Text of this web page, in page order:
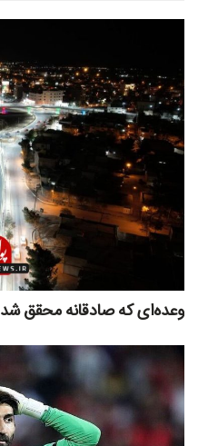
وعده‌ای که صادقانه محقق شد